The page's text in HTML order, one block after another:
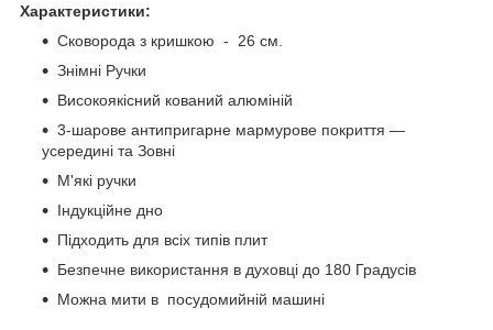
Характеристики:
Сковорода з кришкою - 26 см.
Знімні Ручки
Високоякісний кований алюміній
3-шарове антипригарне мармурове покриття —
усередині та Зовні
М'які ручки
Індукційне дно
Підходить для всіх типів плит
Безпечне використання в духовці до 180 Градусів
Можна мити в посудомийній машині